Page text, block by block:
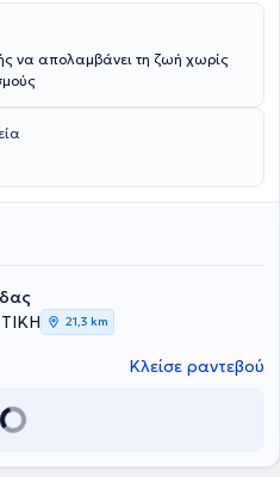
να απολαμβάνει τη ζωή χωρίς
21,3 km
Κλείσε ραντεβού